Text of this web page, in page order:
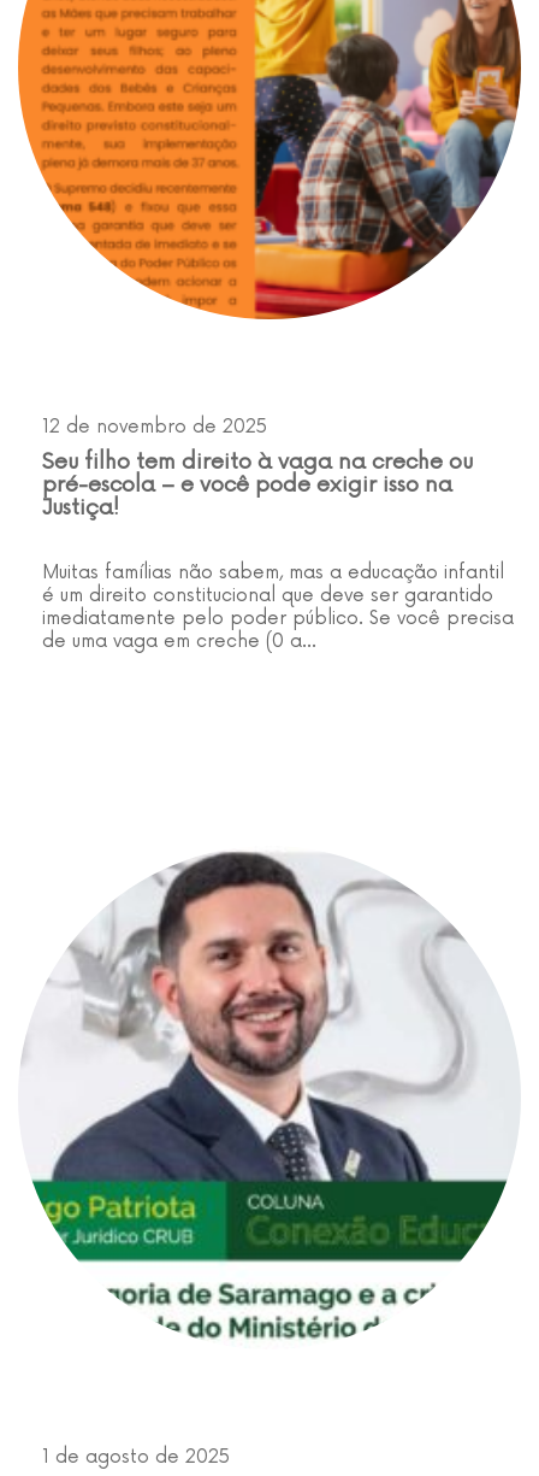
12 de novembro de 2025
Seu filho tem direito à vaga na creche ou
pré-escola – e você pode exigir isso na
Justiça!
Muitas famílias não sabem, mas a educação infantil
é um direito constitucional que deve ser garantido
imediatamente pelo poder público. Se você precisa
de uma vaga em creche (0 a…
1 de agosto de 2025